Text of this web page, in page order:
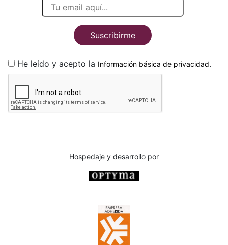
Suscribirme
He leido y acepto la Información básica de privacidad.
Hospedaje y desarrollo por